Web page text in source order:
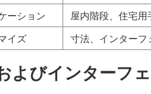
ーション
屋内階段、住宅
イズ
寸法、インターフ
よびインターフ